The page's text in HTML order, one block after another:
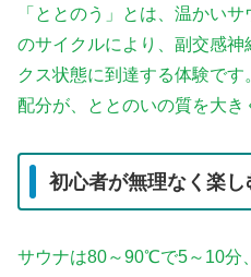
「ととのう」とは、温かい
のサイクルにより、副交感
クス状態に到達する体験で
配分が、ととのいの質を大き
初心者が無理なく楽
サウナは80～90℃で5～10分